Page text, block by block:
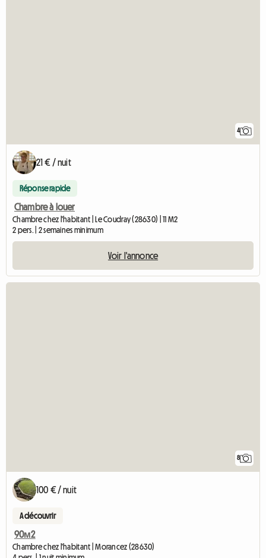
4
21 € / nuit
Réponse rapide
Chambre à louer
Chambre chez l'habitant | Le Coudray (28630) | 11 M2
2 pers. | 2 semaines minimum
Voir l'annonce
8
100 € / nuit
A découvrir
90м2
Chambre chez l'habitant | Morancez (28630)